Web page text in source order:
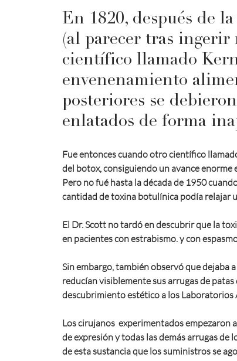
En 1820, después de
(al parecer tras ingerir
científico llamado
envenenamiento
posteriores se
enlatados de forma
Fue entonces cuando otro científico
del botox, consiguiendo un avance enorme
Pero no fué hasta la década de 1950
cantidad de toxina botulínica podía relajar
El Dr. Scott no tardó en descubrir que la
en pacientes con estrabismo. y con
Sin embargo, también observó que dejaba
reducían visiblemente sus arrugas de
descubrimiento estético a los Laboratorios
Los cirujanos  experimentados empezaron
de expresión y todas las demás arrugas de
de esta sustancia que los suministros se